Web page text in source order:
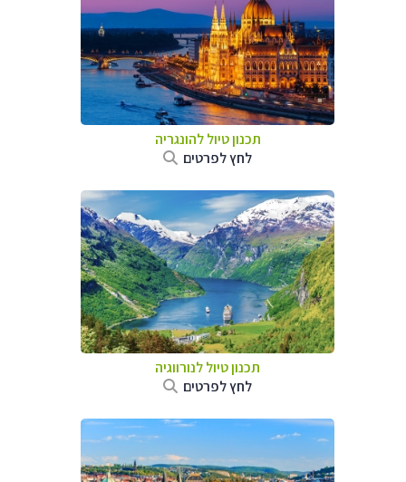
תכנון טיול להונגריה
לחץ לפרטים
תכנון טיול לנורווגיה
לחץ לפרטים